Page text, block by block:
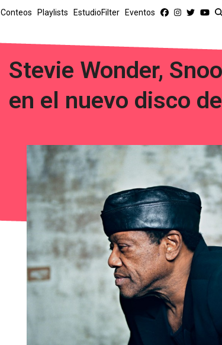
Conteos Playlists EstudioFilter Eventos
Stevie Wonder,
en el nuevo disco